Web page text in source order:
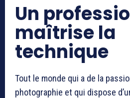
Un
maîtrise la
technique
Tout le monde qui a de la
photographie et qui dispose